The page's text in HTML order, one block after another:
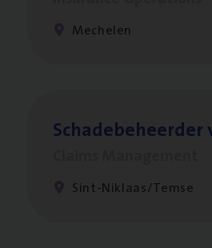
Mechelen
Sint-Niklaas/Temse